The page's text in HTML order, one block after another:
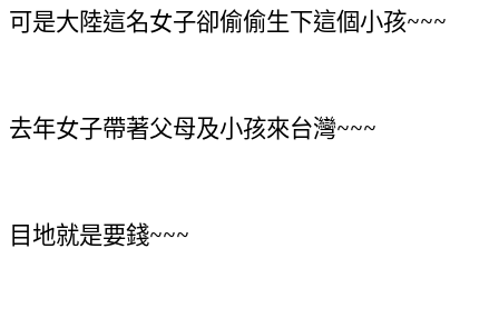
可是大陸這名女子卻偷偷生下這個小孩~~~
去年女子帶著父母及小孩來台灣~~~
目地就是要錢~~~